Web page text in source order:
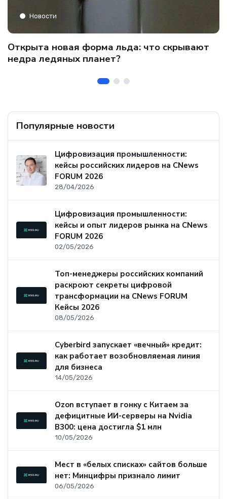
Новости
Открыта новая форма льда: что скрывают
недра ледяных планет?
Популярные новости
Цифровизация промышленности:
кейсы российских лидеров на CNews
FORUM 2026
28/04/2026
Цифровизация промышленности:
кейсы и опыт лидеров рынка на CNews
FORUM 2026
02/05/2026
Топ-менеджеры российских компаний
раскроют секреты цифровой
трансформации на CNews FORUM
Кейсы 2026
08/05/2026
Cyberbird запускает «вечный» кредит:
как работает возобновляемая линия
для бизнеса
14/05/2026
Ozon вступает в гонку с Китаем за
дефицитные ИИ-серверы на Nvidia
B300: цена достигла $1 млн
10/05/2026
Мест в «белых списках» сайтов больше
нет: Минцифры признало лимит
06/05/2026